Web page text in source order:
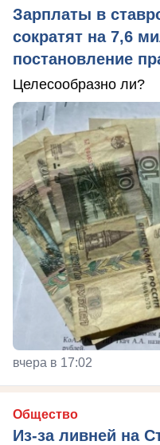
Зарплаты в
сократят на 7,6
постановление
Целесообразно ли?
вчера в 17:02
Общество
Из-за ливней на